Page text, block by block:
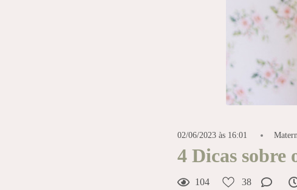
02/06/2023 às 16:01
4 Dicas sobre
104 38